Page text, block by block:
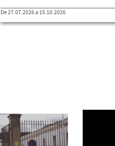
De 27.07.2026 a 15.10.2026